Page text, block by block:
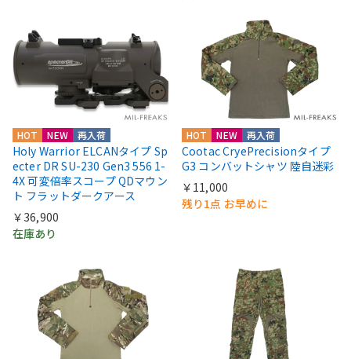
HOT NEW 再入荷
Holy Warrior ELCANタイプ Sp
ecter DR SU-230 Gen3 556 1-
4X 可変倍率スコープ QDマウン
ト フラットダークアース
￥36,900
在庫あり
HOT NEW 再入荷
Cootac CryePrecisionタイプ
G3 コンバットシャツ 陸自迷彩
￥11,000
残り1点 お早めに